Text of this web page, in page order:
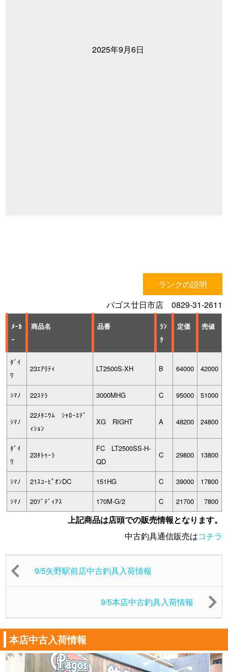
2025年9月6日
ランクの説明
パゴス廿日市店 0829-31-2611
ﾒｰｶ
ｰ
商品名 品番
ﾗﾝ
ｸ
定価 売値
ﾀﾞｲ
ﾜ
23ｴｱﾘﾃｨ LT2500S-XH B 64000 42000
ｼﾏﾉ 22ｽﾃﾗ 3000MHG C 95000 51000
ｼﾏﾉ
22ﾒﾀﾆｳﾑ ｼｬﾛｰｴﾃﾞ
ｨｼｮﾝ
XG RIGHT A 48200 24800
ﾀﾞｲ
ﾜ
23ﾀﾄｩｰﾗ
FC LT2500SS-H-
QD
C 29800 13800
ｼﾏﾉ 21ｽｺｰﾋﾟｵﾝDC 151HG C 39000 17800
ｼﾏﾉ 20ｿﾞﾃﾞｨｱｽ 170M-G/2 C 21700 7800
上記商品は店頭での販売情報となります。
中古釣具通信販売はコチラ
9/5矢野駅前店中古釣具入荷情報
9/5本店中古釣具入荷情報
本店中古入荷情報